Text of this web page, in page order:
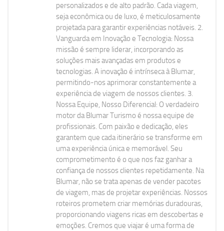
personalizados e de alto padrão. Cada viagem,
seja econômica ou de luxo, é meticulosamente
projetada para garantir experiências notáveis. 2.
Vanguarda em Inovação e Tecnologia: Nossa
missão é sempre liderar, incorporando as
soluções mais avançadas em produtos e
tecnologias. A inovação é intrínseca à Blumar,
permitindo-nos aprimorar constantemente a
experiência de viagem de nossos clientes. 3.
Nossa Equipe, Nosso Diferencial: O verdadeiro
motor da Blumar Turismo é nossa equipe de
profissionais. Com paixão e dedicação, eles
garantem que cada itinerário se transforme em
uma experiência única e memorável. Seu
comprometimento é o que nos faz ganhar a
confiança de nossos clientes repetidamente. Na
Blumar, não se trata apenas de vender pacotes
de viagem, mas de projetar experiências. Nossos
roteiros prometem criar memórias duradouras,
proporcionando viagens ricas em descobertas e
emoções. Cremos que viajar é uma forma de